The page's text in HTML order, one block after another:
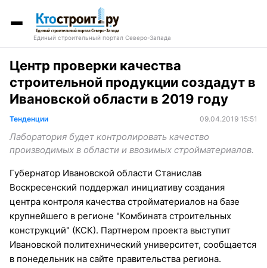
Единый строительный портал Северо-Запада
Центр проверки качества
строительной продукции создадут в
Ивановской области в 2019 году
Тенденции 09.04.2019 15:51
Лаборатория будет контролировать качество
производимых в области и ввозимых стройматериалов.
Губернатор Ивановской области Станислав
Воскресенский поддержал инициативу создания
центра контроля качества стройматериалов на базе
крупнейшего в регионе "Комбината строительных
конструкций" (КСК). Партнером проекта выступит
Ивановской политехнический университет, сообщается
в понедельник на сайте правительства региона.